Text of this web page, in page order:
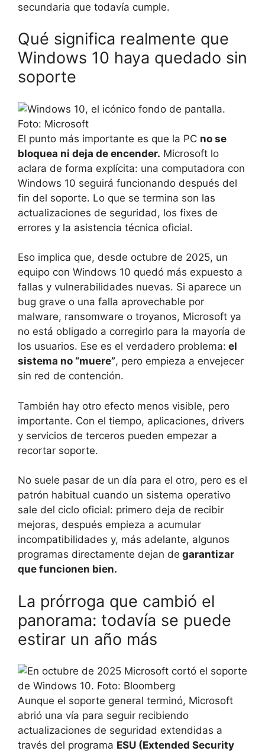
secundaria que todavía cumple.
Qué significa realmente que
Windows 10 haya quedado sin
soporte
El punto más importante es que la PC no se
bloquea ni deja de encender. Microsoft lo
aclara de forma explícita: una computadora con
Windows 10 seguirá funcionando después del
fin del soporte. Lo que se termina son las
actualizaciones de seguridad, los fixes de
errores y la asistencia técnica oficial.
Eso implica que, desde octubre de 2025, un
equipo con Windows 10 quedó más expuesto a
fallas y vulnerabilidades nuevas. Si aparece un
bug grave o una falla aprovechable por
malware, ransomware o troyanos, Microsoft ya
no está obligado a corregirlo para la mayoría de
los usuarios. Ese es el verdadero problema: el
sistema no “muere”, pero empieza a envejecer
sin red de contención.
También hay otro efecto menos visible, pero
importante. Con el tiempo, aplicaciones, drivers
y servicios de terceros pueden empezar a
recortar soporte.
No suele pasar de un día para el otro, pero es el
patrón habitual cuando un sistema operativo
sale del ciclo oficial: primero deja de recibir
mejoras, después empieza a acumular
incompatibilidades y, más adelante, algunos
programas directamente dejan de garantizar
que funcionen bien.
La prórroga que cambió el
panorama: todavía se puede
estirar un año más
Aunque el soporte general terminó, Microsoft
abrió una vía para seguir recibiendo
actualizaciones de seguridad extendidas a
través del programa ESU (Extended Security